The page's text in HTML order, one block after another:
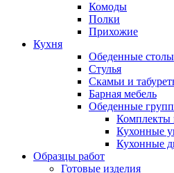
Комоды
Полки
Прихожие
Кухня
Обеденные столы
Стулья
Скамьи и
Барная мебель
Обеденные
Комплекты
Кухонные
Кухонные
Образцы работ
Готовые изделия